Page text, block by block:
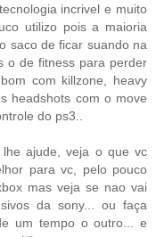
incrivel e muito
utilizo pois a maioria
saco de ficar suando na
o de fitness para perder
com killzone, heavy
headshots com o move
do ps3..
ajude, veja o que vc
para vc, pelo pouco
mas veja se nao vai
da sony... ou faça
um tempo o outro... e